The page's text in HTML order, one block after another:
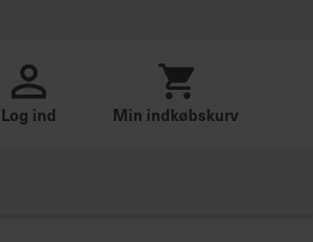
Log ind Min indkøbskurv